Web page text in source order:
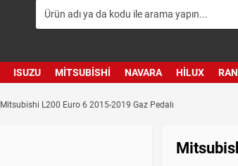
ISUZU MITSUBISHI NAVARA HILUX
Mitsubishi L200 Euro 6 2015-2019 Gaz Pedalı